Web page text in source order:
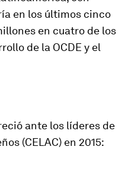
en los últimos cinco
en cuatro de los
de la OCDE y el
ante los líderes de
(CELAC) en 2015: